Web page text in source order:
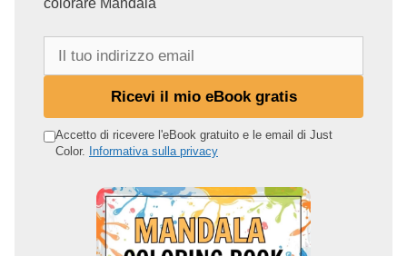
o
Ricevi il mio eBook gratis
Accetto di ricevere l'eBook gratuito e le email di Just
Color. Informativa sulla privacy